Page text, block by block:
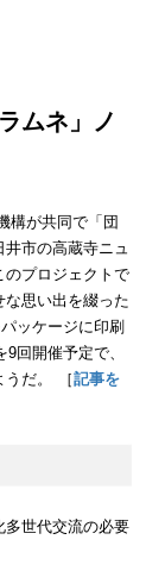
ムネ」ノ
構が共同で「団
市の高蔵寺ニュ
のプロジェクトで
思い出を綴った
ッケージに印刷
回開催予定で、
うだ。 ［記事を
多世代交流の必要